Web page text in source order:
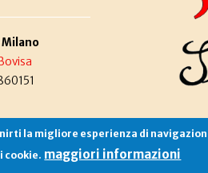
Milano
Associazione
la migliore esperienza di
cookie. maggiori informazioni